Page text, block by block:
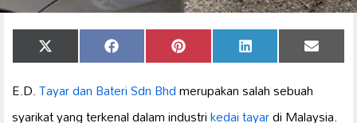
Share
on
X
(Twitter)
Share
on
Facebook Share
on
Pinterest Share
on
LinkedIn Share
on
Email
E.D.Tayar dan BateriSdn Bhdmerupakan salah sebuah
syarikat yang terkenal dalam industrikedai tayardi Malaysia.